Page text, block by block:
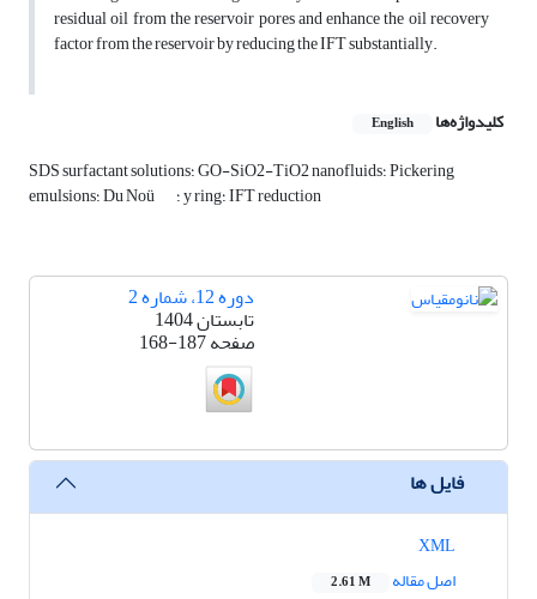
residual oil from the reservoir pores and enhance the oil recovery
factor from the reservoir by reducing the IFT substantially.
کلیدواژه‌ها English
SDS surfactant solutions؛ GO-SiO2-TiO2 nanofluids؛ Pickering
emulsions؛ Du Noü ؛ y ring؛ IFT reduction
دوره 12، شماره 2
تابستان 1404
صفحه168-187
فایل ها
اصل مقاله
2.61 M